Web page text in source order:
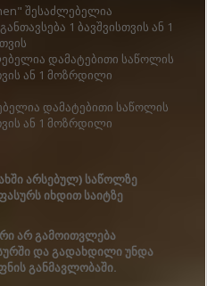
შესაძლებელია
1 ბავშვისთვის ან 1
დამატებითი საწოლის
ან 1 მოზრდილი
დამატებითი საწოლის
ან 1 მოზრდილი
არსებულ) საწოლზე
იხდით საიტზე
არ გამოითვლება
და გადახდილი უნდა
განმავლობაში.